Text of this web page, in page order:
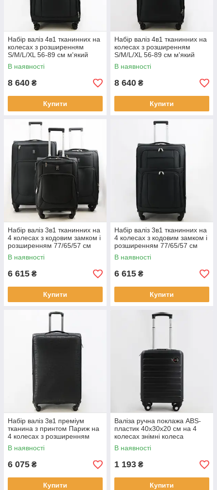
Набір валіз 4в1 тканинних на
колесах з розширенням
S/M/L/XL 56-89 см м'який
корпус Cans
В наявності
8 640 ₴
Купити
Набір валіз 4в1 тканинних на
колесах з розширенням
S/M/L/XL 56-89 см м'який
корпус Cans
В наявності
8 640 ₴
Купити
Набір валіз 3в1 тканинних на
4 колесах з кодовим замком і
розширенням 77/65/57 см
м'який корпус Cans
В наявності
6 615 ₴
Купити
Набір валіз 3в1 тканинних на
4 колесах з кодовим замком і
розширенням 77/65/57 см
м'який корпус Cans
В наявності
6 615 ₴
Купити
Набір валіз 3в1 преміум
тканина з принтом Париж на
4 колесах з розширенням
77/67/57 см Cans
В наявності
6 075 ₴
Купити
Валіза ручна поклажа ABS-
пластик 40х30х20 см на 4
колесах знімні колеса
лоукост Cans
В наявності
1 193 ₴
Купити